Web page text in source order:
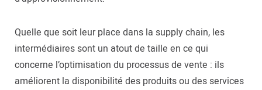
Quelle que soit leur place dans la supply chain, les
intermédiaires sont un atout de taille en ce qui
concerne l’optimisation du processus de vente : ils
améliorent la disponibilité des produits ou des services